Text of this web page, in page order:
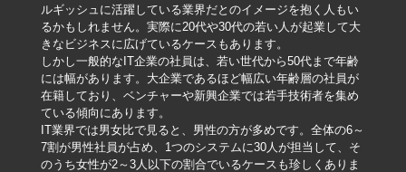
ルギッシュに活躍している業界だとのイメージを抱く人もい
るかもしれません。実際に20代や30代の若い人が起業して大
きなビジネスに広げているケースもあります。
しかし一般的なIT企業の社員は、若い世代から50代まで年齢
には幅があります。大企業であるほど幅広い年齢層の社員が
在籍しており、ベンチャーや新興企業では若手技術者を集め
ている傾向にあります。
IT業界では男女比で見ると、男性の方が多めです。全体の6～
7割が男性社員が占め、1つのシステムに30人が担当して、そ
のうち女性が2～3人以下の割合でいるケースも珍しくありま